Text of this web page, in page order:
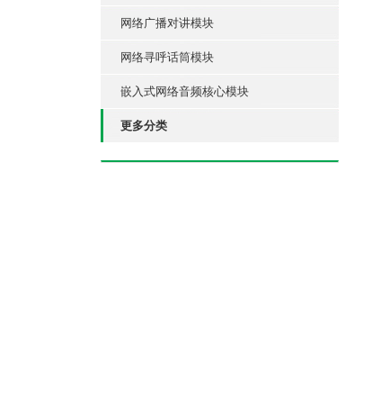
网络广播对讲模块
网络寻呼话筒模块
嵌入式网络音频核心模块
更多分类